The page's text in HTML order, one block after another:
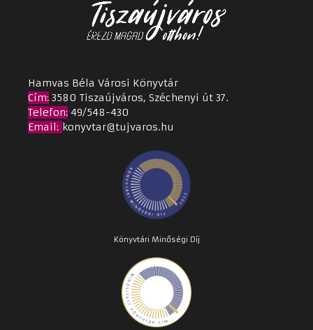
Hamvas Béla Városi Könyvtár
Cím: 3580 Tiszaújváros, Széchenyi út 37.
Telefon: 49/548-430
Email : konyvtar@tujvaros.hu
Könyvtári Minőségi Díj